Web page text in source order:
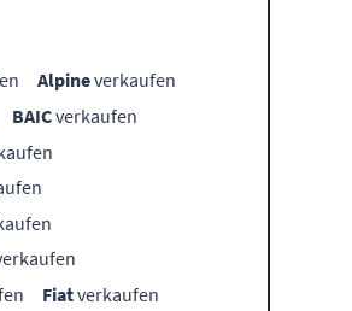
Alpineverkaufen
BAICverkaufen
Fiatverkaufen